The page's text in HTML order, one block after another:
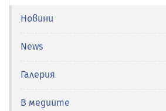
Новини
News
Галерия
В медиите